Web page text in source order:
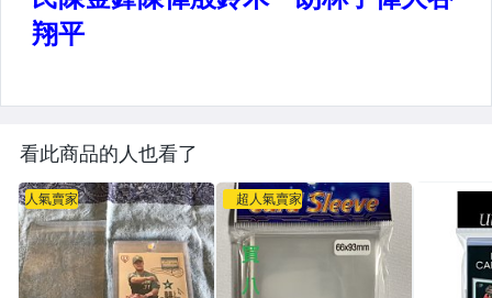
看此商品的人也看了
人氣賣家 超人氣賣家